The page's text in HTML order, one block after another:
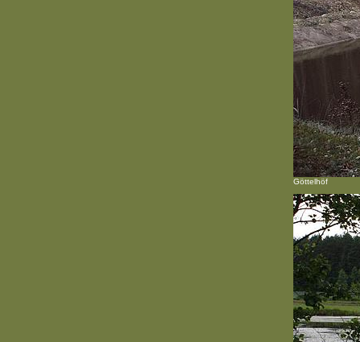
Göttelhöf